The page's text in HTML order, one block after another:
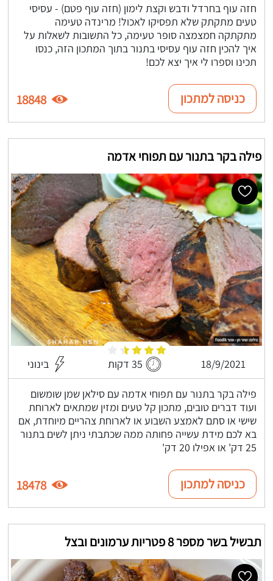
חזה עוף בחרדל ודבש וקצת לימון (חזה עוף פטם) - עסיסי
טעים מתקתק שלא תפסיקו לאכול! מרינדה טעימה
מתקתקה חמצמצה סופר טעימה, כל התשובות לשאלות על
איך להכין חזה עוף עסיסי בתנור בתוך המתכון הזה, כנסו
תכינו וספרו לי איך יצא לכם!
כניסה למתכון 18848
פילה בקר בתנור עם תפוחי אדמה
18/9/2021 35 דקות בינוני
פילה בקר בתנור עם תפוחי אדמה עם סילאן שמן שומשום
ועוד דברים טובים, מתכון קל טעים ומזין שמתאים לארוחת
שישי או סתם לאמצע השבוע או לארוחת צהריים מיוחדת, אם
בא לכם מידת עשייה פחותה ממה שכתבתי ניתן לשים בתנור
25 דק' או אפילו 20 דק'
כניסה למתכון 18478
תבשיל בשר מספר 8 פטריות ערמונים ובצל